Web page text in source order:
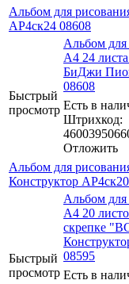
Альбом для
АР4ск24 08608
Быстрый
просмотр
Альбом для
А4 24
БиДжи
08608
Есть в
Штрихкод:
Отложить
Альбом для
Конструктор
Быстрый
просмотр
Альбом для
А4 20
скрепке
08595
Есть в